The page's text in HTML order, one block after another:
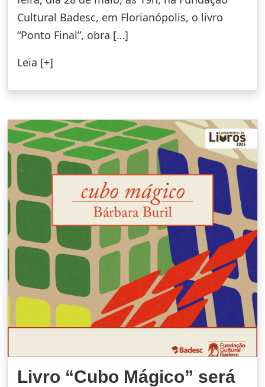
Cultural Badesc, em Florianópolis, o livro
“Ponto Final”, obra […]
Leia [+]
Livro “Cubo Mágico” será